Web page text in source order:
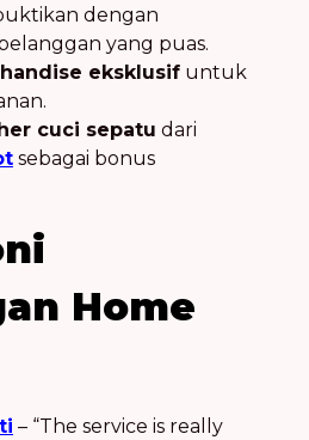
dengan
yang puas.
eksklusif untuk
cuci sepatu dari
sebagai bonus
Home
– “The service is really